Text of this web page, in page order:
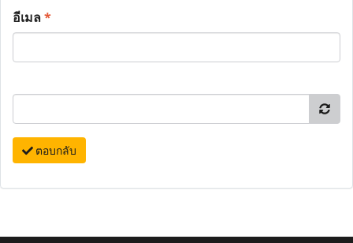
อีเมล*
ตอบกลับ